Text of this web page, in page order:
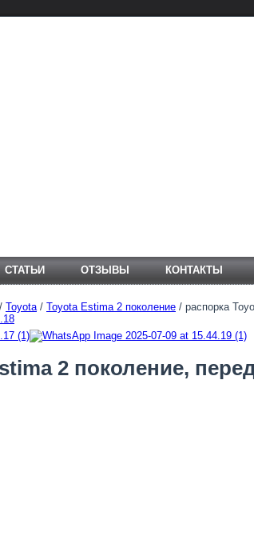
СТАТЬИ ОТЗЫВЫ КОНТАКТЫ
/ Toyota/ Toyota Estima 2 поколение / распорка
2 поколение,